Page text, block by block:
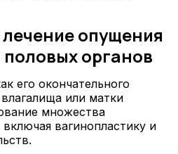
опущения
органов
его окончательного
или матки
множества
вагинопластику и